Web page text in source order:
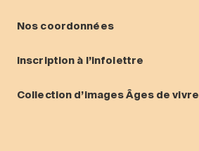
Nos coordonnées
Inscription à l’infolettre
Collection d’images Âges de vivre